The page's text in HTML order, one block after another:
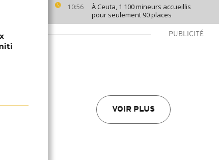
10:56
À Ceuta, 1 100 mineurs accueillis
pour seulement 90 places
PUBLICITÉ
VOIR PLUS